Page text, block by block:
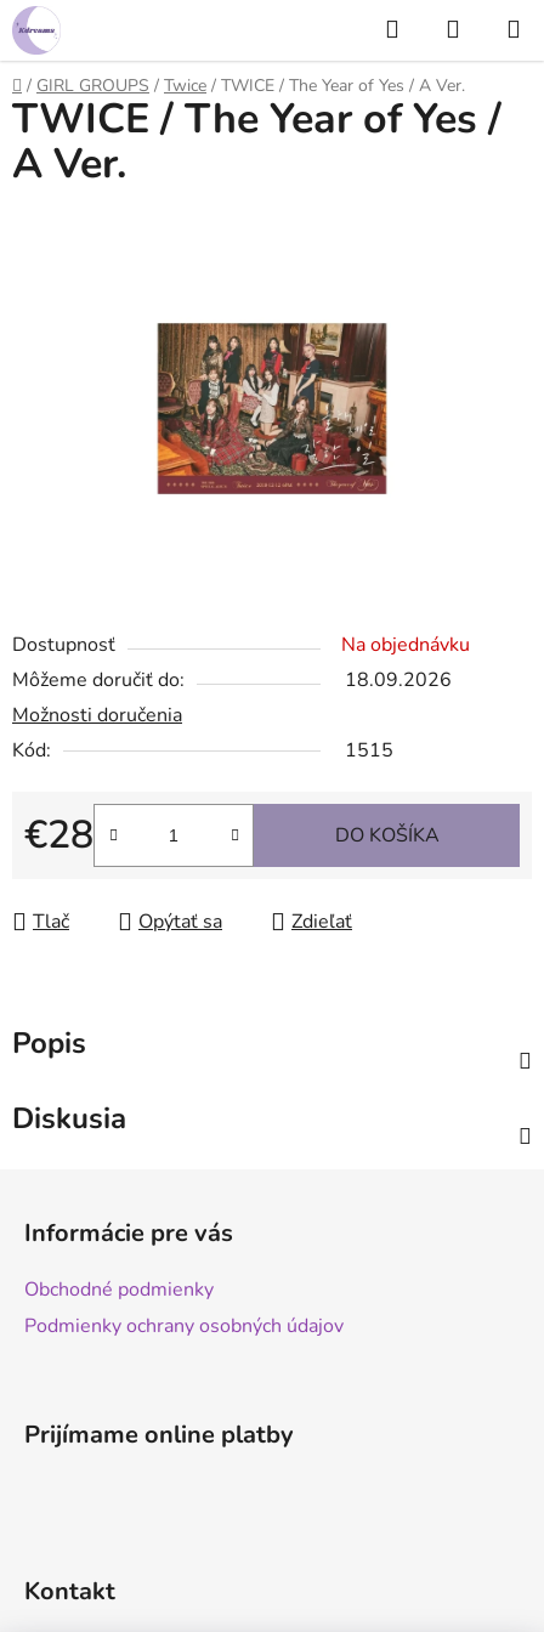
Prejsť
na
obsah
Hľadať
KOŠÍK
Domov
/ GIRL GROUPS / Twice / TWICE / The Year of Yes / A Ver.
Dostupnosť
Na objednávku
Môžeme doručiť do:
18.09.2026
Možnosti doručenia
Kód:
1515
€28
Jednotková cena:
DO KOŠÍKA
Tlač Opýtať sa Zdieľať
TWICE / The Year of Yes /
A Ver.
Popis
Diskusia
Informácie pre vás
Obchodné podmienky
Podmienky ochrany osobných údajov
Prijímame online platby
Kontakt